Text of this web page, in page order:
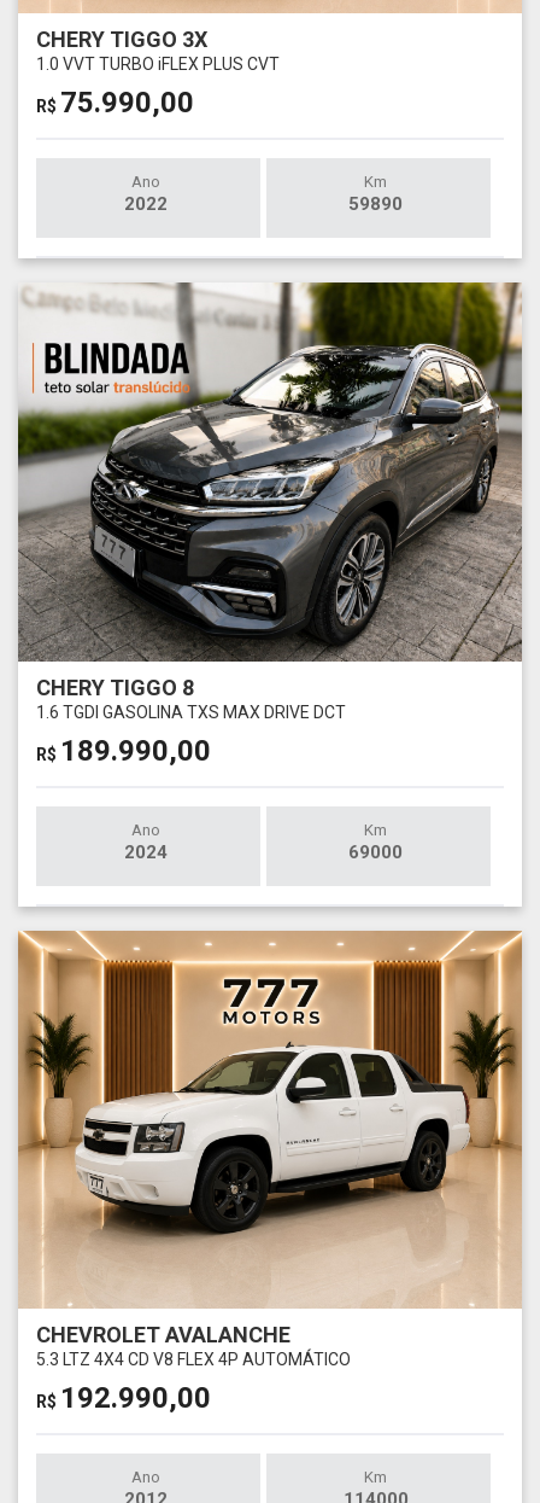
CHERY TIGGO 3X
1.0 VVT TURBO iFLEX PLUS CVT
R$ 75.990,00
Ano
2022
Km
59890
CHERY TIGGO 8
1.6 TGDI GASOLINA TXS MAX DRIVE DCT
R$ 189.990,00
Ano
2024
Km
69000
CHEVROLET AVALANCHE
5.3 LTZ 4X4 CD V8 FLEX 4P AUTOMÁTICO
R$ 192.990,00
Ano Km